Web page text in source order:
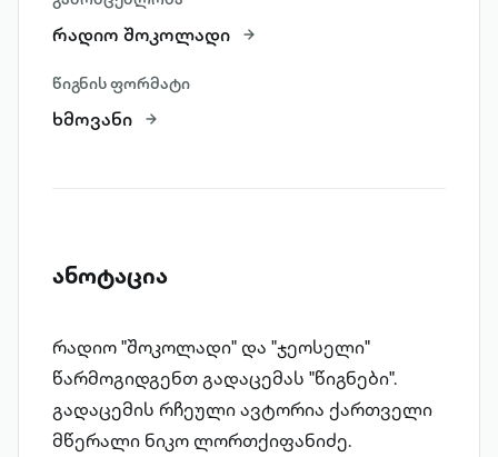
რადიო შოკოლადი
წიგნის ფორმატი
ხმოვანი
ანოტაცია
რადიო "შოკოლადი" და "ჯეოსელი"
წარმოგიდგენთ გადაცემას "წიგნები".
გადაცემის რჩეული ავტორია ქართველი
მწერალი ნიკო ლორთქიფანიძე.